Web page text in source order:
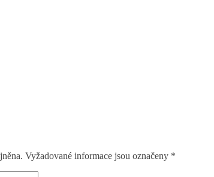
Vyžadované informace jsou označeny *